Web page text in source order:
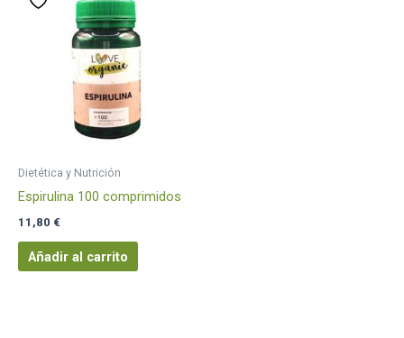
Dietética y Nutrición
Espirulina 100 comprimidos
11,80 €
Añadir al carrito